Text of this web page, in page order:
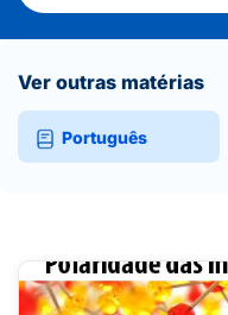
Ver outras matérias
Português